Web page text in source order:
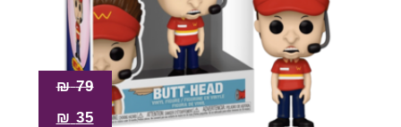
79
₪
35
₪